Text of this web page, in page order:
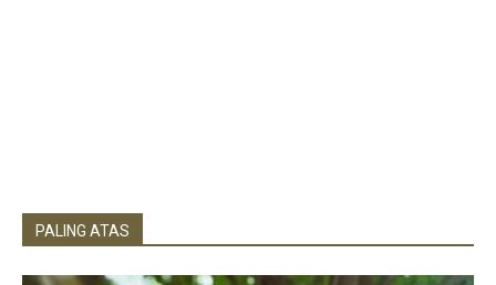
PALING ATAS